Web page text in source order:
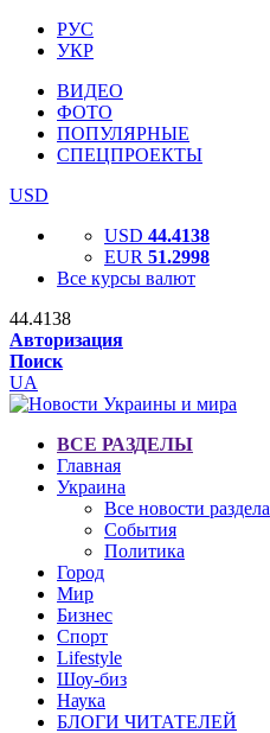
РУС
УКР
ВИДЕО
ФОТО
ПОПУЛЯРНЫЕ
СПЕЦПРОЕКТЫ
USD
USD 44.4138
EUR 51.2998
Все курсы валют
44.4138
Авторизация
Поиск
UA
ВСЕ РАЗДЕЛЫ
Главная
Украина
Все новости раздела
События
Политика
Город
Мир
Бизнес
Спорт
Lifestyle
Шоу-биз
Наука
БЛОГИ ЧИТАТЕЛЕЙ